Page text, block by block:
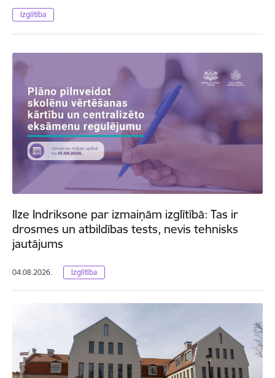
Izglītība
Ilze Indriksone par izmaiņām izglītībā: Tas ir
drosmes un atbildības tests, nevis tehnisks
jautājums
04.08.2026. Izglītība